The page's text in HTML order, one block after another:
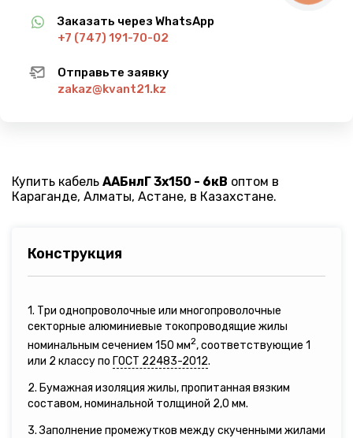
Заказать через WhatsApp
+7 (747) 191-70-02
Отправьте заявку
zakaz@kvant21.kz
Купить кабель ААБнлГ 3х150 - 6кВ оптом в
Караганде, Алматы, Астане, в Казахстане.
Конструкция
1. Три однопроволочные или многопроволочные
секторные алюминиевые токопроводящие жилы
номинальным сечением 150 мм2, соответствующие 1
или 2 классу по ГОСТ 22483-2012.
2. Бумажная изоляция жилы, пропитанная вязким
составом, номинальной толщиной 2,0 мм.
3. Заполнение промежутков между скученными жилами